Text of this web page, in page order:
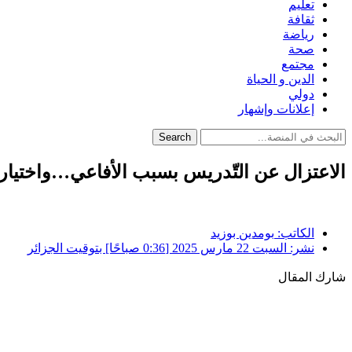
تعليم
ثقافة
رياضة
صحة
مجتمع
الدين و الحياة
دولي
إعلانات وإشهار
Search
الاعتزال عن التّدريس بسبب
الكاتب: بومدين بوزيد
نشر: السبت 22 مارس 2025 [0:36 صباحًا] بتوقيت الجزائر
شارك المقال